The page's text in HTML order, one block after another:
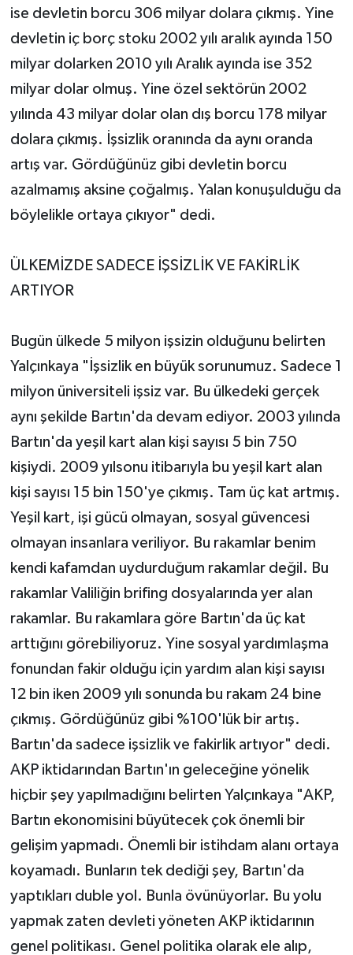
ise devletin borcu 306 milyar dolara çıkmış. Yine
devletin iç borç stoku 2002 yılı aralık ayında 150
milyar dolarken 2010 yılı Aralık ayında ise 352
milyar dolar olmuş. Yine özel sektörün 2002
yılında 43 milyar dolar olan dış borcu 178 milyar
dolara çıkmış. İşsizlik oranında da aynı oranda
artış var. Gördüğünüz gibi devletin borcu
azalmamış aksine çoğalmış. Yalan konuşulduğu da
böylelikle ortaya çıkıyor" dedi.
ÜLKEMİZDE SADECE İŞSİZLİK VE FAKİRLİK
ARTIYOR
Bugün ülkede 5 milyon işsizin olduğunu belirten
Yalçınkaya "İşsizlik en büyük sorunumuz. Sadece 1
milyon üniversiteli işsiz var. Bu ülkedeki gerçek
aynı şekilde Bartın'da devam ediyor. 2003 yılında
Bartın'da yeşil kart alan kişi sayısı 5 bin 750
kişiydi. 2009 yılsonu itibarıyla bu yeşil kart alan
kişi sayısı 15 bin 150'ye çıkmış. Tam üç kat artmış.
Yeşil kart, işi gücü olmayan, sosyal güvencesi
olmayan insanlara veriliyor. Bu rakamlar benim
kendi kafamdan uydurduğum rakamlar değil. Bu
rakamlar Valiliğin brifing dosyalarında yer alan
rakamlar. Bu rakamlara göre Bartın'da üç kat
arttığını görebiliyoruz. Yine sosyal yardımlaşma
fonundan fakir olduğu için yardım alan kişi sayısı
12 bin iken 2009 yılı sonunda bu rakam 24 bine
çıkmış. Gördüğünüz gibi %100'lük bir artış.
Bartın'da sadece işsizlik ve fakirlik artıyor" dedi.
AKP iktidarından Bartın'ın geleceğine yönelik
hiçbir şey yapılmadığını belirten Yalçınkaya "AKP,
Bartın ekonomisini büyütecek çok önemli bir
gelişim yapmadı. Önemli bir istihdam alanı ortaya
koyamadı. Bunların tek dediği şey, Bartın'da
yaptıkları duble yol. Bunla övünüyorlar. Bu yolu
yapmak zaten devleti yöneten AKP iktidarının
genel politikası. Genel politika olarak ele alıp,